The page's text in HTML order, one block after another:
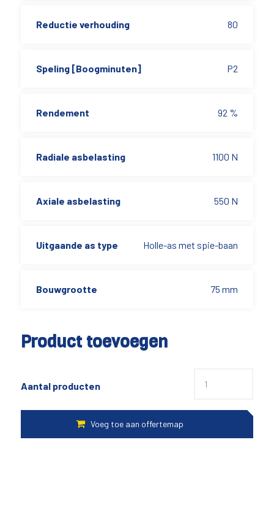
Product toevoegen
Aantal producten
Reductie verhouding 80
Speling [Boogminuten] P2
Rendement 92 %
Radiale asbelasting 1100 N
Axiale asbelasting 550 N
Uitgaande as type Holle-as met spie-baan
Bouwgrootte 75 mm